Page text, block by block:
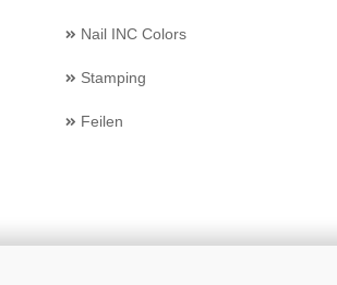
Nail INC Colors
Stamping
Feilen